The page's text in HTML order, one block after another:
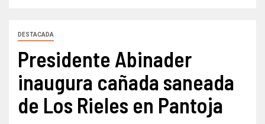
DESTACADA
Presidente Abinader
inaugura cañada saneada
de Los Rieles en Pantoja